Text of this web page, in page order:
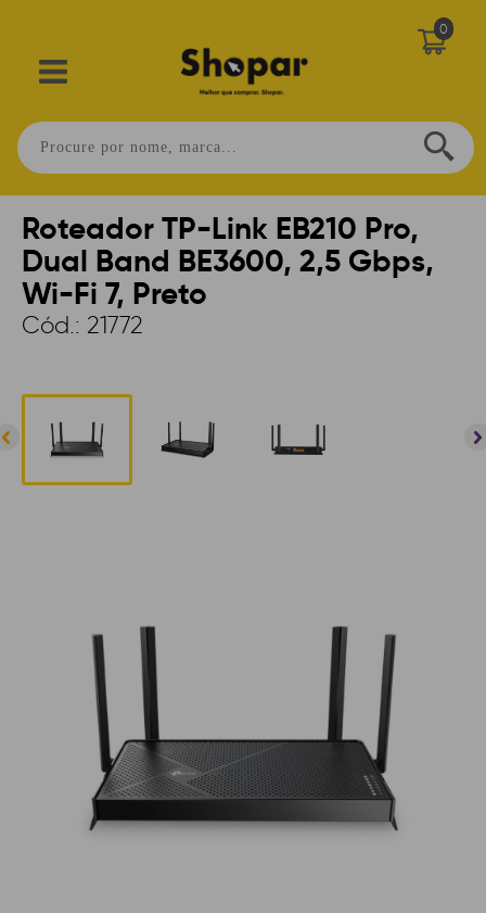
0
Roteador TP-Link EB210 Pro,
Dual Band BE3600, 2,5 Gbps,
Wi-Fi 7, Preto
Cód.: 21772